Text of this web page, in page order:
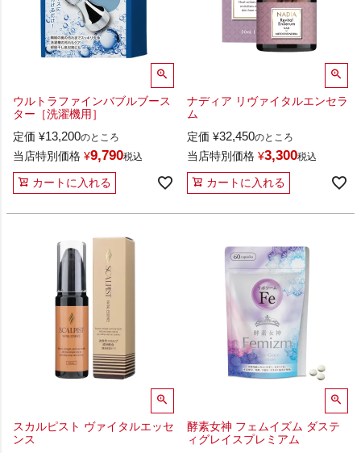
ウルトラファインバブルブース
ター［洗濯機用］
定価 ¥13,200のところ
当店特別価格 ¥9,790税込
カートに入れる
ナディア リヴァイタルエンセラ
ム
定価 ¥32,450のところ
当店特別価格 ¥3,300税込
カートに入れる
スカルピスト ヴァイタルエッセ
ンス
酵素女神 フェムイズム ダステ
ィグレイスプレミアム